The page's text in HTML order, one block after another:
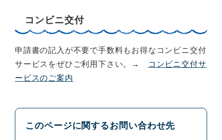
コンビニ交付
申請書の記入が不要で手数料もお得なコンビニ交付
サービスをぜひご利用下さい。→
コンビニ交付サ
ービスのご案内
このページに関するお問い合わせ先